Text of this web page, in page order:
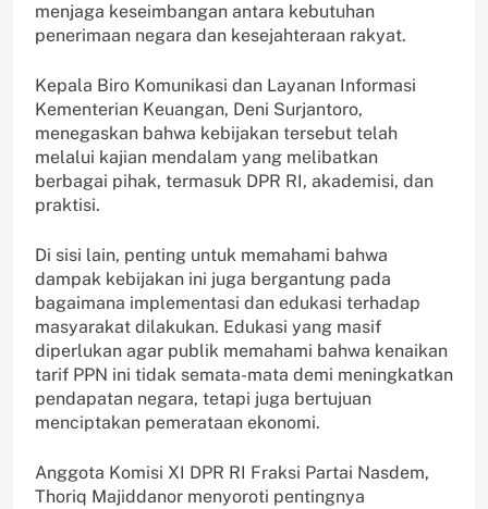
menjaga keseimbangan antara kebutuhan
penerimaan negara dan kesejahteraan rakyat.
Kepala Biro Komunikasi dan Layanan Informasi
Kementerian Keuangan, Deni Surjantoro,
menegaskan bahwa kebijakan tersebut telah
melalui kajian mendalam yang melibatkan
berbagai pihak, termasuk DPR RI, akademisi, dan
praktisi.
Di sisi lain, penting untuk memahami bahwa
dampak kebijakan ini juga bergantung pada
bagaimana implementasi dan edukasi terhadap
masyarakat dilakukan. Edukasi yang masif
diperlukan agar publik memahami bahwa kenaikan
tarif PPN ini tidak semata-mata demi meningkatkan
pendapatan negara, tetapi juga bertujuan
menciptakan pemerataan ekonomi.
Anggota Komisi XI DPR RI Fraksi Partai Nasdem,
Thoriq Majiddanor menyoroti pentingnya